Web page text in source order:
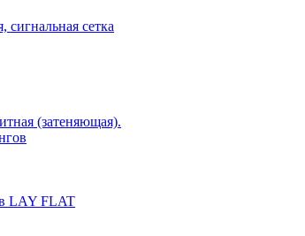
сигнальная сетка
(затеняющая).
LAY FLAT